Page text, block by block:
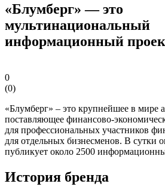
«Блумберг» — это
мультинациональный
информационный
0
(0)
«Блумберг» – это крупнейшее в мире
поставляющее финансово-
для профессиональных участников
для отдельных бизнесменов. В сутки
публикует около 2500
История бренда